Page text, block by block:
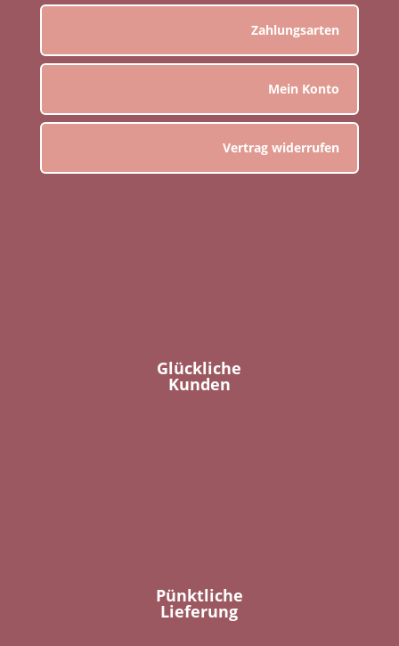
Zahlungsarten
Mein Konto
Vertrag widerrufen
Glückliche
Kunden
Pünktliche
Lieferung